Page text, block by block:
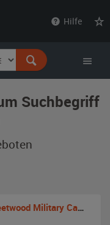
Hilfe
Suchbegriff
Military Camper